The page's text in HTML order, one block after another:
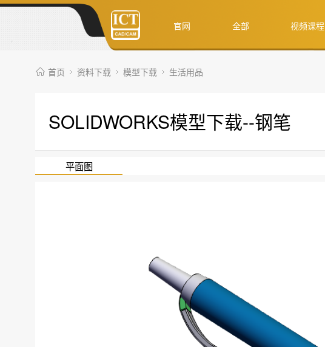
官网 全部 视频课程
首页 资料下载 模型下载 生活用品
SOLIDWORKS模型下载--钢笔
平面图